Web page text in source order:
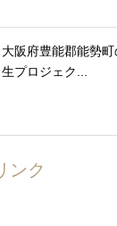
大阪府豊能郡能勢
生プロジェク...
ンク